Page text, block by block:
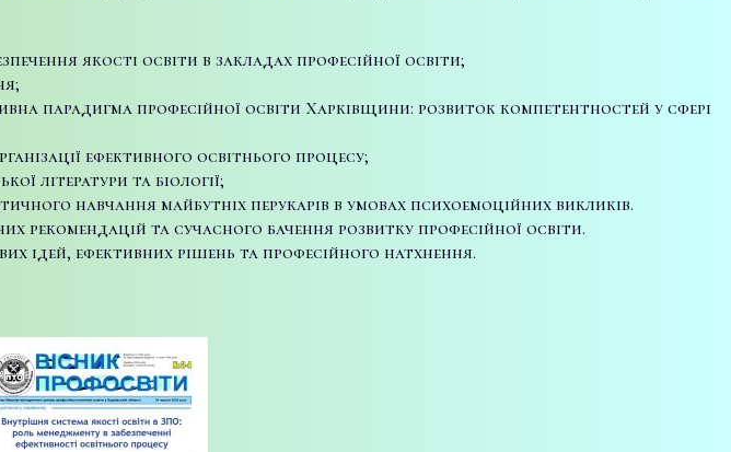
якості освіти в закладах професійної освіти;
парадигма професійної освіти Харківщини: розвиток компетентностей у сфері
ефективного освітнього процесу;
літератури та біології;
навчання майбутніх перукарів в умовах психоемоційних викликів.
та сучасного бачення розвитку професійної освіти.
ідей, ефективних рішень та професійного натхнення.